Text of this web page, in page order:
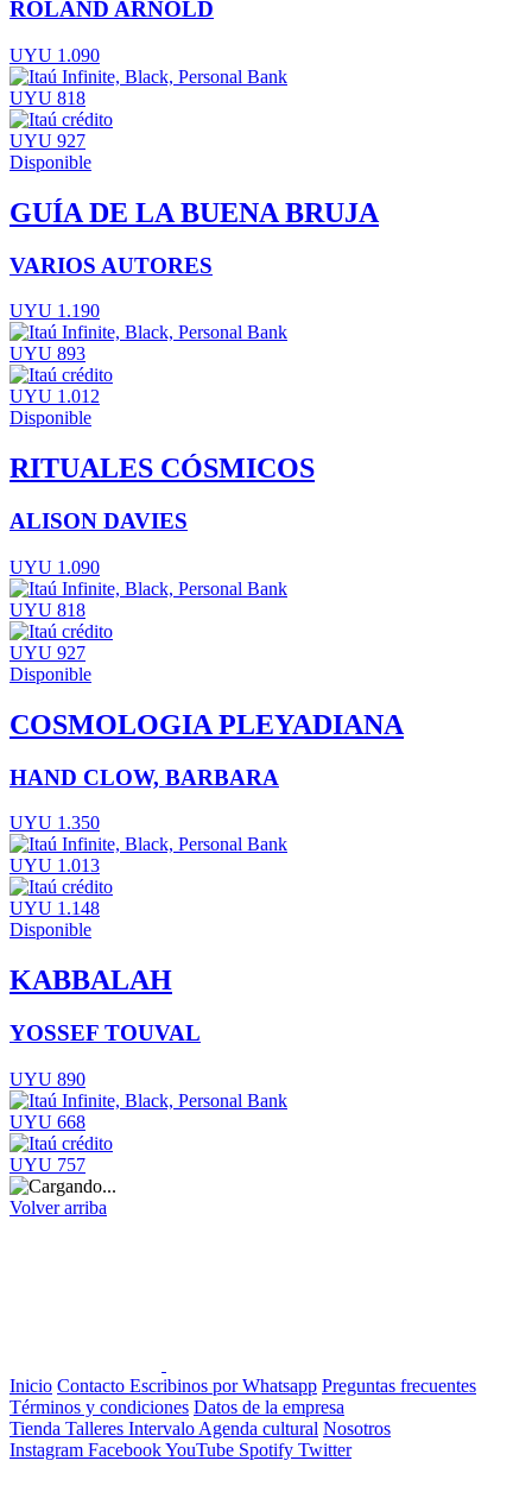
ROLAND ARNOLD
UYU 1.090
UYU 818
UYU 927
Disponible
GUÍA DE LA BUENA BRUJA
VARIOS AUTORES
UYU 1.190
UYU 893
UYU 1.012
Disponible
RITUALES CÓSMICOS
ALISON DAVIES
UYU 1.090
UYU 818
UYU 927
Disponible
COSMOLOGIA PLEYADIANA
HAND CLOW, BARBARA
UYU 1.350
UYU 1.013
UYU 1.148
Disponible
KABBALAH
YOSSEF TOUVAL
UYU 890
UYU 668
UYU 757
Volver arriba
Inicio Contacto Escribinos por Whatsapp Preguntas frecuentes
Términos y condiciones Datos de la empresa
Tienda Talleres Intervalo Agenda cultural Nosotros
Instagram FacebookYouTube Spotify Twitter